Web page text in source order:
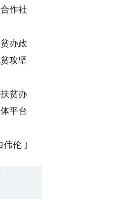
作社
办政
攻坚
贫办
平台
伟伦 ]